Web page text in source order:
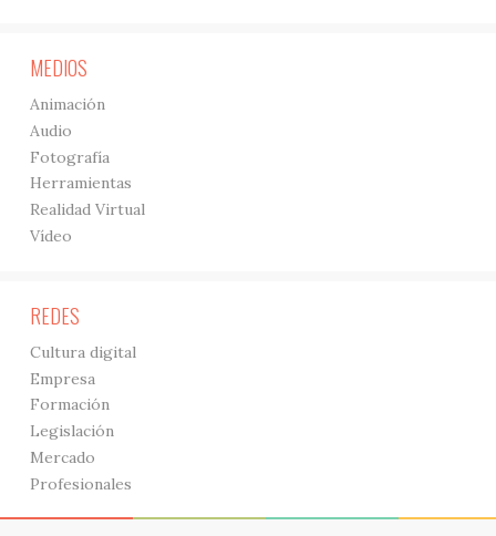
MEDIOS
Animación
Audio
Fotografía
Herramientas
Realidad Virtual
Vídeo
REDES
Cultura digital
Empresa
Formación
Legislación
Mercado
Profesionales